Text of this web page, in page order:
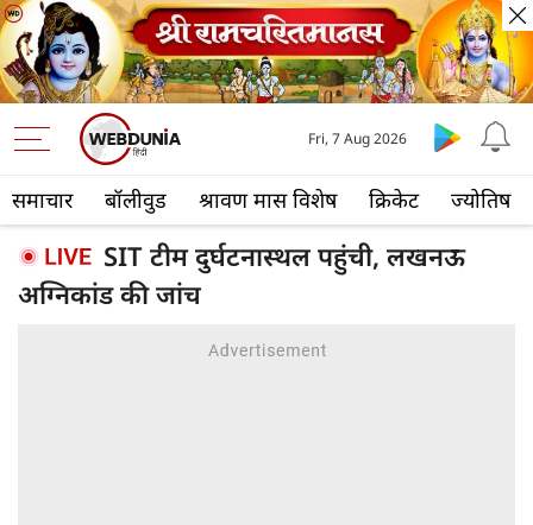
समाचार बॉलीवुड श्रावण मास विशेष क्रिकेट ज्योतिष
Fri, 7 Aug 2026
SIT टीम दुर्घटनास्थल पहुंची, लखनऊ
अग्निकांड की जांच